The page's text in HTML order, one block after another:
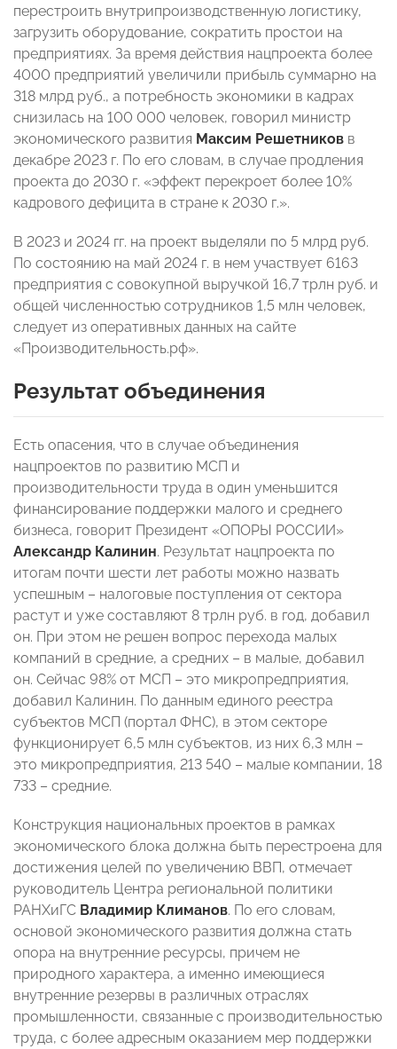
перестроить внутрипроизводственную логистику,
загрузить оборудование, сократить простои на
предприятиях. За время действия нацпроекта более
4000 предприятий увеличили прибыль суммарно на
318 млрд руб., а потребность экономики в кадрах
снизилась на 100 000 человек, говорил министр
экономического развития Максим Решетников в
декабре 2023 г. По его словам, в случае продления
проекта до 2030 г. «эффект перекроет более 10%
кадрового дефицита в стране к 2030 г.».
В 2023 и 2024 гг. на проект выделяли по 5 млрд руб.
По состоянию на май 2024 г. в нем участвует 6163
предприятия с совокупной выручкой 16,7 трлн руб. и
общей численностью сотрудников 1,5 млн человек,
следует из оперативных данных на сайте
«Производительность.рф».
Результат объединения
Есть опасения, что в случае объединения
нацпроектов по развитию МСП и
производительности труда в один уменьшится
финансирование поддержки малого и среднего
бизнеса, говорит Президент «ОПОРЫ РОССИИ»
Александр Калинин. Результат нацпроекта по
итогам почти шести лет работы можно назвать
успешным – налоговые поступления от сектора
растут и уже составляют 8 трлн руб. в год, добавил
он. При этом не решен вопрос перехода малых
компаний в средние, а средних – в малые, добавил
он. Сейчас 98% от МСП – это микропредприятия,
добавил Калинин. По данным единого реестра
субъектов МСП (портал ФНС), в этом секторе
функционирует 6,5 млн субъектов, из них 6,3 млн –
это микропредприятия, 213 540 – малые компании, 18
733 – средние.
Конструкция национальных проектов в рамках
экономического блока должна быть перестроена для
достижения целей по увеличению ВВП, отмечает
руководитель Центра региональной политики
РАНХиГС Владимир Климанов. По его словам,
основой экономического развития должна стать
опора на внутренние ресурсы, причем не
природного характера, а именно имеющиеся
внутренние резервы в различных отраслях
промышленности, связанные с производительностью
труда, с более адресным оказанием мер поддержки